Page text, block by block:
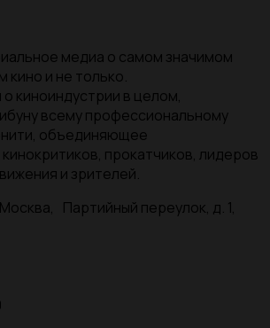
медиа о самом значимом
кино и не только.
киноиндустрии в целом,
всему профессиональному
объединяющее
прокатчиков, лидеров
и зрителей.
Москва, Партийный переулок, д. 1,